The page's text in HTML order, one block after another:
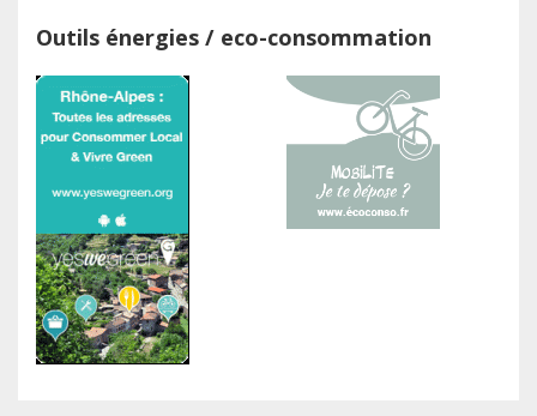
Outils énergies / eco-consommation